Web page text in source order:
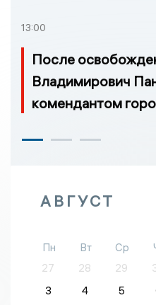
13:00
После
Владимирович
комендантом
АВГУСТ
Пн Вт Ср
27
28 29
3
4 5